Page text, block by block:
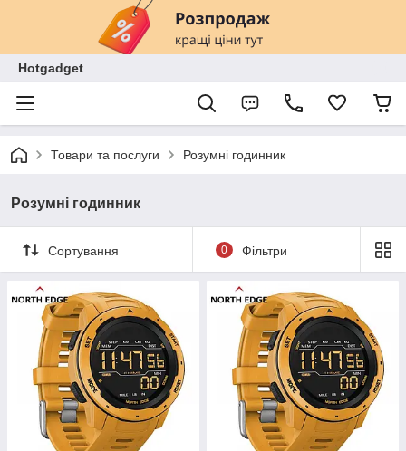
Hotgadget
Товари та послуги Розумні годинник
Розумні годинник
Сортування 0 Фільтри